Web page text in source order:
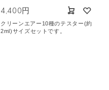
4,400円
クリーンエアー10種のテスター(約
2ml)サイズセットです。